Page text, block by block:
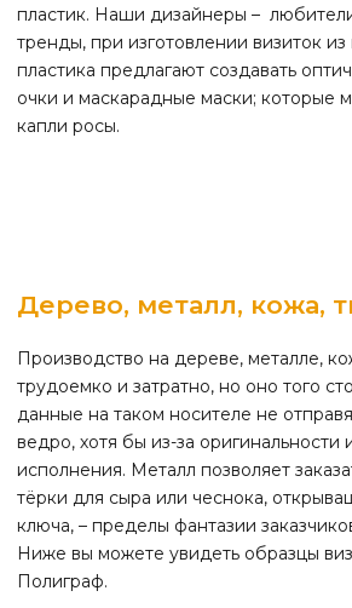
пластик. Наши дизайнеры –
тренды, при изготовлении визиток из
пластика предлагают создавать
очки и маскарадные маски; которые
капли росы.
Дерево, металл, кожа,
Производство на дереве, металле,
трудоемко и затратно, но оно того
данные на таком носителе не
ведро, хотя бы из-за оригинальности
исполнения. Металл позволяет
тёрки для сыра или чеснока,
ключа, – пределы фантазии
Ниже вы можете увидеть образцы
Полиграф.